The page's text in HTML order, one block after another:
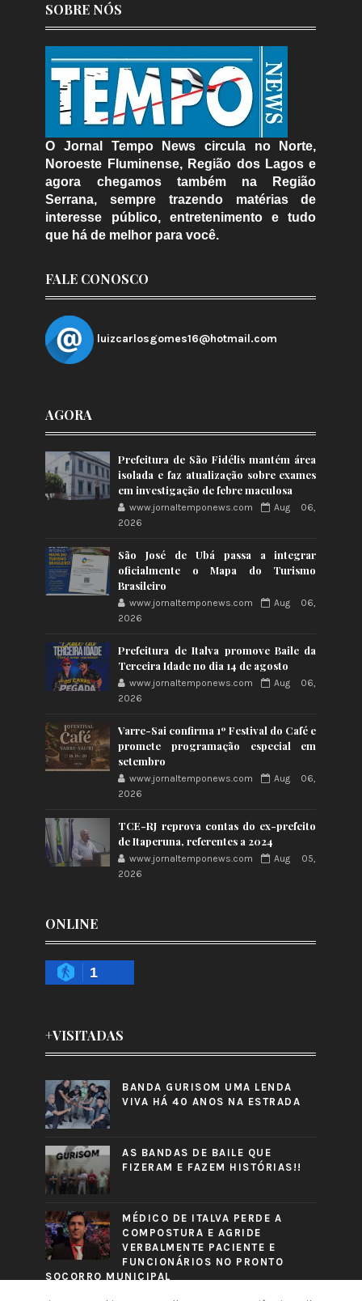
SOBRE NÓS
O Jornal Tempo News circula no Norte,
Noroeste Fluminense, Região dos Lagos e
agora chegamos também na Região
Serrana, sempre trazendo matérias de
interesse público, entretenimento e tudo
que há de melhor para você.
FALE CONOSCO
luizcarlosgomes16@hotmail.com
AGORA
Prefeitura de São Fidélis mantém área
isolada e faz atualização sobre exames
em investigação de febre maculosa
www.jornaltemponews.com
Aug 06,
2026
São José de Ubá passa a integrar
oficialmente o Mapa do Turismo
Brasileiro
www.jornaltemponews.com
Aug 06,
2026
Prefeitura de Italva promove Baile da
Terceira Idade no dia 14 de agosto
www.jornaltemponews.com
Aug 06,
2026
Varre-Sai confirma 1º Festival do Café e
promete programação especial em
setembro
www.jornaltemponews.com
Aug 06,
2026
TCE-RJ reprova contas do ex-prefeito
de Itaperuna, referentes a 2024
www.jornaltemponews.com
Aug 05,
2026
ONLINE
1
+VISITADAS
BANDA GURISOM UMA LENDA
VIVA HÁ 40 ANOS NA ESTRADA
AS BANDAS DE BAILE QUE
FIZERAM E FAZEM HISTÓRIAS!!
MÉDICO DE ITALVA PERDE A
COMPOSTURA E AGRIDE
VERBALMENTE PACIENTE E
FUNCIONÁRIOS NO PRONTO
SOCORRO MUNICIPAL